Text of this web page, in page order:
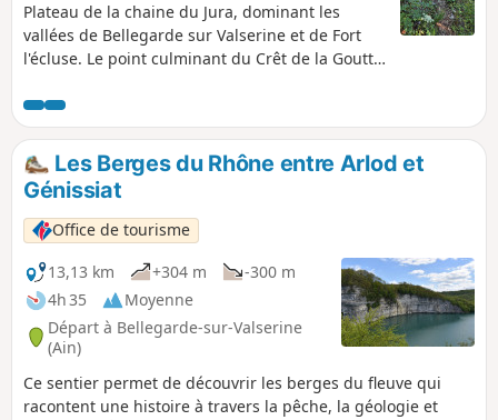
Plateau de la chaine du Jura, dominant les
vallées de Bellegarde sur Valserine et de Fort
l'écluse. Le point culminant du Crêt de la Goutte
du Jura et vers le Lac Léman coté Genève, avec
un horizon dominé par la chaine des Alpes,
dont le Mont Blanc.
Les Berges du Rhône entre Arlod et
Génissiat
Office de tourisme
13,13 km
+304 m
-300 m
4h 35
Moyenne
Départ à Bellegarde-sur-Valserine
(Ain)
Ce sentier permet de découvrir les berges du fleuve qui
racontent une histoire à travers la pêche, la géologie et